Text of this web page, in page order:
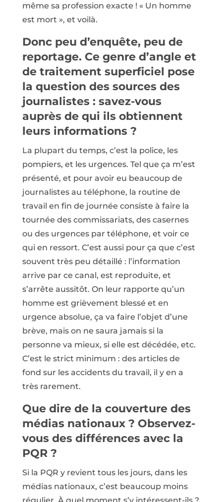
même sa profession exacte ! « Un homme
est mort », et voilà.
Donc peu d’enquête, peu de
reportage. Ce genre d’angle et
de traitement superficiel pose
la question des sources des
journalistes : savez-vous
auprès de qui ils obtiennent
leurs informations ?
La plupart du temps, c’est la police, les
pompiers, et les urgences. Tel que ça m’est
présenté, et pour avoir eu beaucoup de
journalistes au téléphone, la routine de
travail en fin de journée consiste à faire la
tournée des commissariats, des casernes
ou des urgences par téléphone, et voir ce
qui en ressort. C’est aussi pour ça que c’est
souvent très peu détaillé : l’information
arrive par ce canal, est reproduite, et
s’arrête aussitôt. On leur rapporte qu’un
homme est grièvement blessé et en
urgence absolue, ça va faire l’objet d’une
brève, mais on ne saura jamais si la
personne va mieux, si elle est décédée, etc.
C’est le strict minimum : des articles de
fond sur les accidents du travail, il y en a
très rarement.
Que dire de la couverture des
médias nationaux ? Observez-
vous des différences avec la
PQR ?
Si la PQR y revient tous les jours, dans les
médias nationaux, c’est beaucoup moins